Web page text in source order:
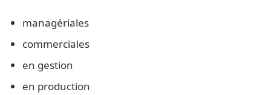
managériales
commerciales
en gestion
en production